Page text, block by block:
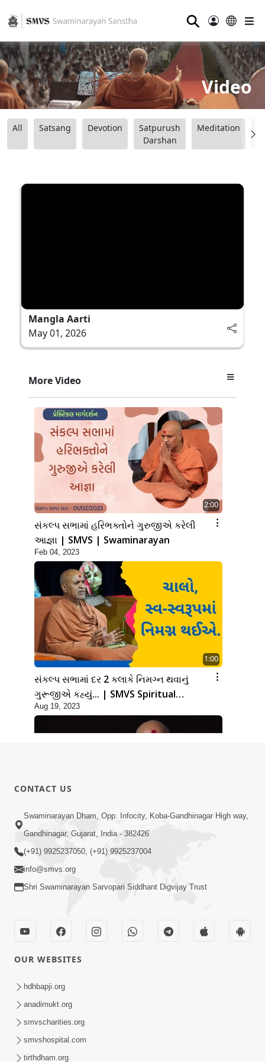
⚲
Video
All Satsang Devotion
Satpurush
Darshan
Meditation
Mangla Aarti
May 01, 2026
More Video
2:00
સંકલ્પ સભામાં હરિભક્તોને ગુરુજીએ કરેલી
આજ્ઞા | SMVS | Swaminarayan
Feb 04, 2023
1:00
સંકલ્પ સભામાં દર 2 કલાકે નિમગ્ન થવાનું
ગુરૂજીએ કહ્યું... | SMVS Spiritual
journey
Aug 19, 2023
2:41:00
સંકલ્પ સભામાં આપેલ લેશન કરવા માટેનો
ગુરુજીનો આગ્રહ | SMVS Spiritual
Journey
શ્રીજીમહારાજ આપણી પાસે મૂર્તિસુખના પાત્ર
થવા માટે કેવી અપેક્ષા રાખે છે ?
CONTACT US
Swaminarayan Dham, Opp. Infocity, Koba-Gandhinagar High way,
Gandhinagar, Gujarat, India - 382426
(+91) 9925237050, (+91) 9925237004
info@smvs.org
Shri Swaminarayan Sarvopari Siddhant Digvijay Trust
OUR WEBSITES
hdhbapji.org
anadimukt.org
smvscharities.org
smvshospital.com
tirthdham.org